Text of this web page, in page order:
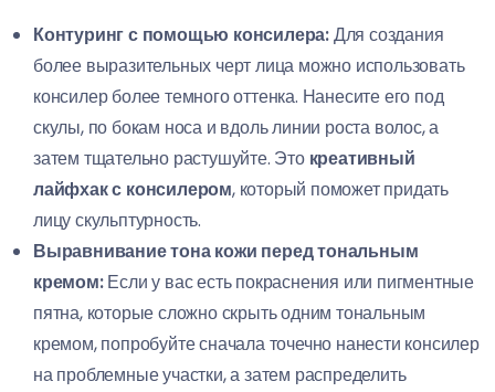
Контуринг с помощью консилера:Для создания
более выразительных черт лица можно использовать
консилер более темного оттенка. Нанесите его под
скулы, по бокам носа и вдоль линии роста волос, а
затем тщательно растушуйте. Это креативный
лайфхак с консилером, который поможет придать
лицу скульптурность.
Выравнивание тона кожи перед тональным
кремом:Если у вас есть покраснения или пигментные
пятна, которые сложно скрыть одним тональным
кремом, попробуйте сначала точечно нанести консилер
на проблемные участки, а затем распределить